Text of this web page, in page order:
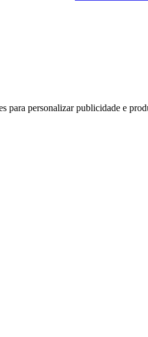
para personalizar publicidade e